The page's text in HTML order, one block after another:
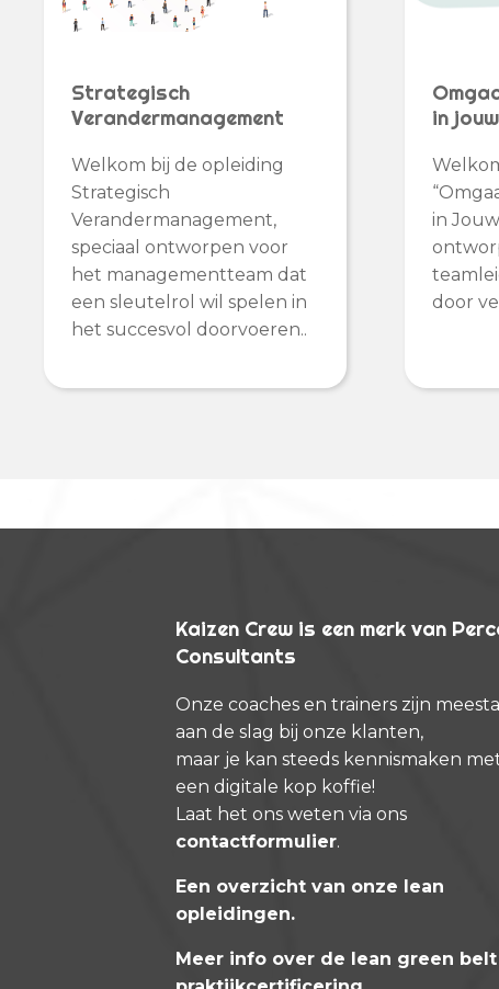
Strategisch
Verandermanagement
Welkom bij de opleiding
Strategisch
Verandermanagement,
speciaal ontworpen voor
het managementteam dat
een sleutelrol wil spelen in
het succesvol doorvoeren..
in
in Jouw
door
Kaizen Crew is een merk van
Consultants
Onze coaches en trainers zijn meestal
aan de slag bij onze klanten,
maar je kan steeds kennismaken
een digitale kop koffie!
Laat het ons weten via ons
contactformulier.
Een overzicht van onze lean
opleidingen.
Meer info over de lean green belt